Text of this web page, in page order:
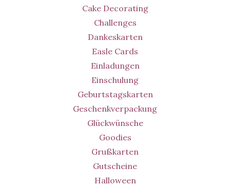
Cake Decorating
Challenges
Dankeskarten
Easle Cards
Einladungen
Einschulung
Geburtstagskarten
Geschenkverpackung
Glückwünsche
Goodies
Grußkarten
Gutscheine
Halloween